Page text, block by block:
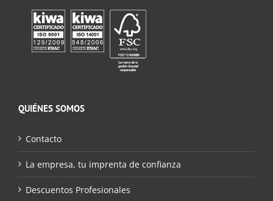
QUIÉNES SOMOS
Contacto
La empresa, tu imprenta de confianza
Descuentos Profesionales